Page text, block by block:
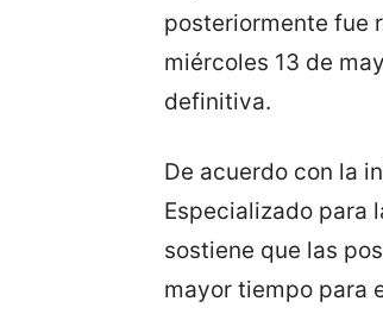
posteriormente fue
miércoles 13 de
definitiva.
De acuerdo con la
Especializado para
sostiene que las
mayor tiempo para